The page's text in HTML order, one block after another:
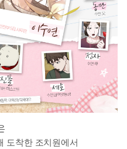
도착한 조치원에서